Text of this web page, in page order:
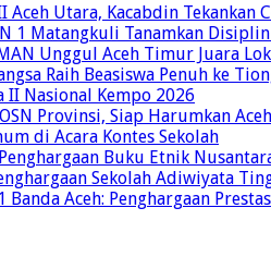
Utara, Kacabdin Tekankan
1 Matangkuli Tanamkan
Unggul Aceh Timur Juara
Raih Beasiswa Penuh ke
II Nasional Kempo 2026
Provinsi, Siap Harumkan
di Acara Kontes Sekolah
Buku Etnik
Sekolah Adiwiyata
Aceh: Penghargaan